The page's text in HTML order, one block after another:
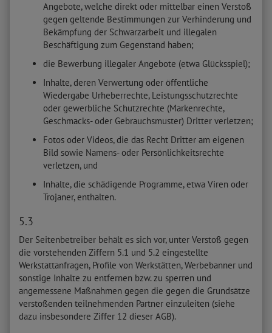
Angebote, welche direkt oder mittelbar einen Verstoß
gegen geltende Bestimmungen zur Verhinderung und
Bekämpfung der Schwarzarbeit und illegalen
Beschäftigung zum Gegenstand haben;
die Bewerbung illegaler Angebote (etwa Glücksspiel);
Inhalte, deren Verwertung oder öffentliche
Wiedergabe Urheberrechte, Leistungsschutzrechte
oder gewerbliche Schutzrechte (Markenrechte,
Geschmacks- oder Gebrauchsmuster) Dritter verletzen;
Fotos oder Videos, die das Recht Dritter am eigenen
Bild sowie Namens- oder Persönlichkeitsrechte
verletzen, und
Inhalte, die schädigende Programme, etwa Viren oder
Trojaner, enthalten.
5.3
Der Seitenbetreiber behält es sich vor, unter Verstoß gegen
die vorstehenden Ziffern 5.1 und 5.2 eingestellte
Werkstattanfragen, Profile von Werkstätten, Werbebanner und
sonstige Inhalte zu entfernen bzw. zu sperren und
angemessene Maßnahmen gegen die gegen die Grundsätze
verstoßenden teilnehmenden Partner einzuleiten (siehe
dazu insbesondere Ziffer 12 dieser AGB).